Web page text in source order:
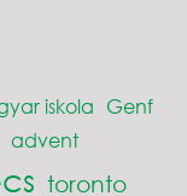
iskola Genf
advent
toronto